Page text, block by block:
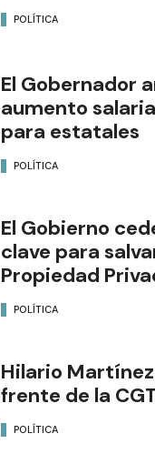
POLÍTICA
El Gobernador
aumento
para estatales
POLÍTICA
El Gobierno
clave para
Propiedad
POLÍTICA
Hilario
frente de la
POLÍTICA